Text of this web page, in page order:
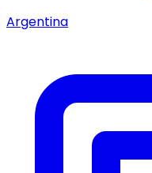
Argentina